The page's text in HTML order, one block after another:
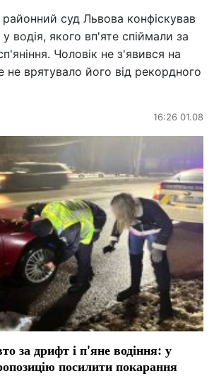
суд Львова конфіскував
водія, якого вп'яте спіймали за
Чоловік не з'явився на
не врятувало його від рекордного
16:26 01.08
за дрифт і п'яне водіння: у
посилити покарання